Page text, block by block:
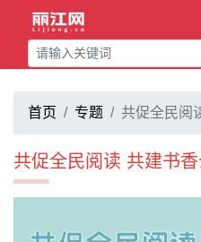
首页 专题 共促全民阅
共促全民阅读 共建书